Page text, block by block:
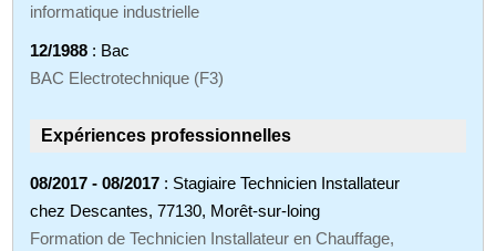
informatique industrielle
12/1988 : Bac
BAC Electrotechnique (F3)
Expériences professionnelles
08/2017 - 08/2017 : Stagiaire Technicien Installateur
chez Descantes, 77130, Morêt-sur-loing
Formation de Technicien Installateur en Chauffage,